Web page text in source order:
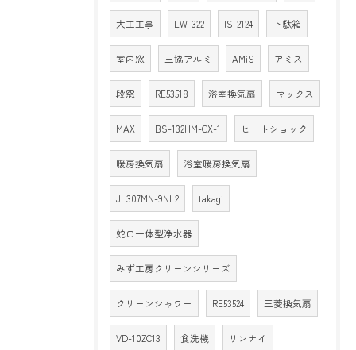
大工工事 LW-322 IS-2124 下駄箱
室内窓 三協アルミ AMiS アミス
段窓 RE53518 浴室換気扇 マックス
MAX BS-132HM-CX-1 ヒートショック
暖房換気扇 浴室暖房換気扇
JL307MN-9NL2 takagi
蛇口一体型浄水器
みず工房クリーンシリーズ
クリーンシャワー RE53524 三菱換気扇
VD-10ZC13 食洗機 リンナイ